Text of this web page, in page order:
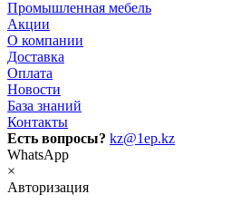
Промышленная мебель
Акции
О компании
Доставка
Оплата
Новости
База знаний
Контакты
Есть вопросы? kz@1ep.kz
WhatsApp
×
Авторизация